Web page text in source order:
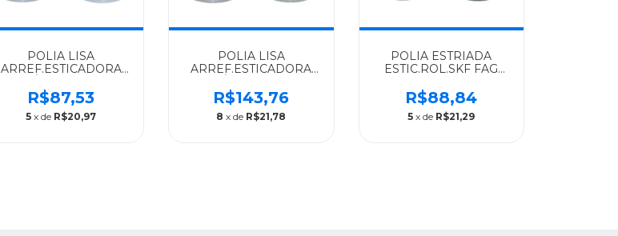
POLIA LISA
ARREF.ESTICADORA
INDISA TODOS S/4 E
P/G/R - 1858885
R$87,53
5 x de R$20,97
POLIA LISA
ARREF.ESTICADORA
ALGOMAIS TODOS S/4
E P/G/R - 1858885
R$143,76
8 x de R$21,78
POLIA ESTRIADA
ESTIC.ROL.SKF FAG
ALGOMAIS TODOS S/4
E PGR - 1858884
R$88,84
5 x de R$21,29